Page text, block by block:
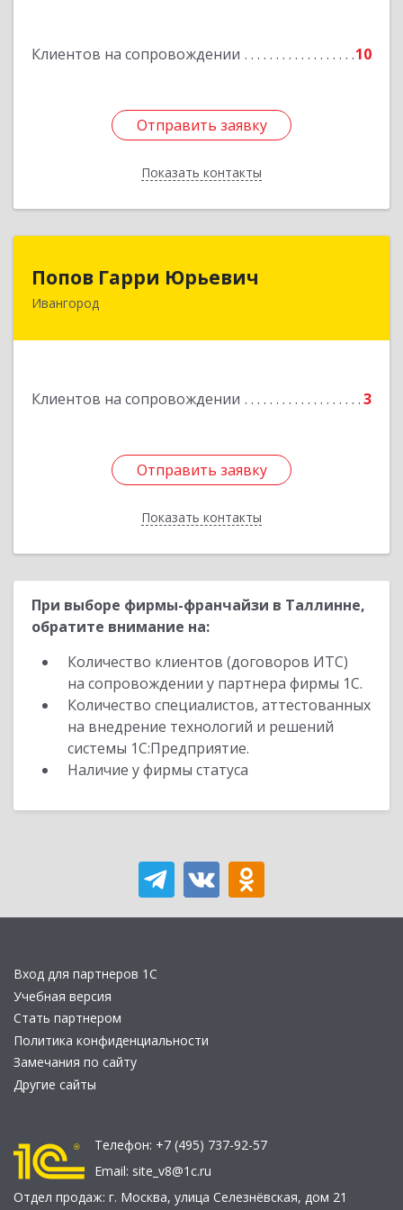
Клиентов на сопровождении 10
Отправить заявку
Показать контакты
Отправить заявку
Назад
Попов Гарри Юрьевич
Ивангород
Клиентов на сопровождении 3
Отправить заявку
Показать контакты
Отправить заявку
Назад
При выборе фирмы-франчайзи в Таллинне,
обратите внимание на:
Количество клиентов (договоров ИТС)
на сопровождении у партнера фирмы 1С.
Количество специалистов, аттестованных
на внедрение технологий и решений
системы 1С:Предприятие.
Наличие у фирмы статуса
Вход для партнеров 1С
Учебная версия
Стать партнером
Политика конфиденциальности
Замечания по сайту
Другие сайты
Телефон: +7 (495) 737-92-57
Email: site_v8@1c.ru
Отдел продаж: г. Москва, улица Селезнёвская, дом 21